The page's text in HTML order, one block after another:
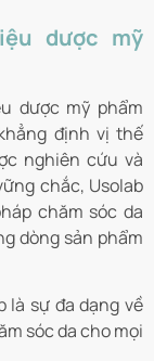
dược mỹ
dược mỹ phẩm
định vị thế
nghiên cứu và
chắc, Usolab
chăm sóc da
dòng sản phẩm
là sự đa dạng về
sóc da cho mọi